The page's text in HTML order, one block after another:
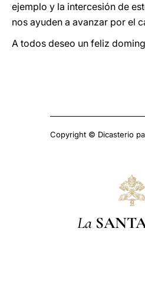
ejemplo y la intercesión de
nos ayuden a avanzar por el
A todos deseo un feliz
Copyright © Dicasterio
La